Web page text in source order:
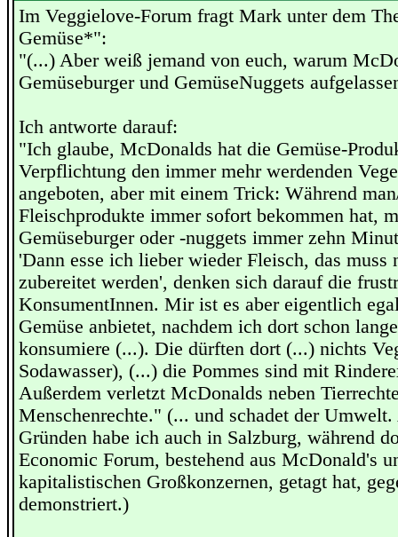
Im Veggielove-Forum fragt Mark unter dem
Gemüse*":
"(...) Aber weiß jemand von euch, warum
Gemüseburger und GemüseNuggets
Ich antworte darauf:
"Ich glaube, McDonalds hat die Gemüse-
Verpflichtung den immer mehr werdenden
angeboten, aber mit einem Trick: Während
Fleischprodukte immer sofort bekommen hat,
Gemüseburger oder -nuggets immer zehn
'Dann esse ich lieber wieder Fleisch, das muss
zubereitet werden', denken sich darauf die
KonsumentInnen. Mir ist es aber eigentlich
Gemüse anbietet, nachdem ich dort schon
konsumiere (...). Die dürften dort (...) nichts
Sodawasser), (...) die Pommes sind mit
Außerdem verletzt McDonalds neben
Menschenrechte." (... und schadet der Umwelt.
Gründen habe ich auch in Salzburg, während
Economic Forum, bestehend aus McDonald's
kapitalistischen Großkonzernen, getagt hat,
demonstriert.)